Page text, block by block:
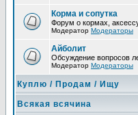
Корма и сопутка
Форум о кормах,
Модератор Модераторы
Айболит
Обсуждение вопросов
Модератор Модераторы
Куплю / Продам / Ищу
Всякая всячина